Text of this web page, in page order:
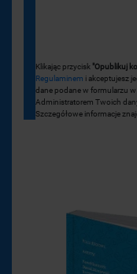
Klikając przycisk "Opublikuj
Regulaminem i akceptujesz
dane podane w formularzu
Administratorem Twoich
Szczegółowe informacje